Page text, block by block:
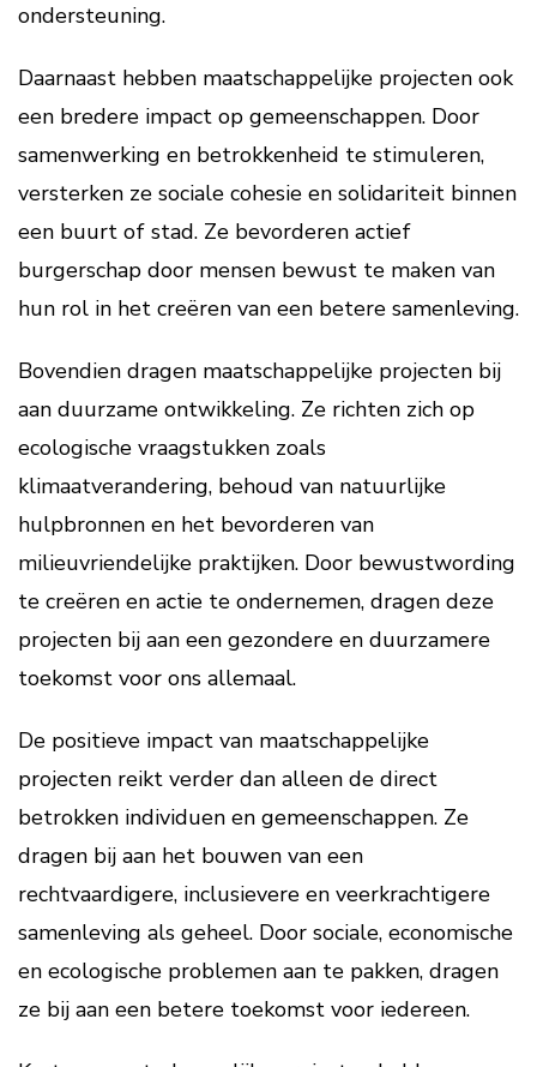
ondersteuning.
Daarnaast hebben maatschappelijke projecten ook
een bredere impact op gemeenschappen. Door
samenwerking en betrokkenheid te stimuleren,
versterken ze sociale cohesie en solidariteit binnen
een buurt of stad. Ze bevorderen actief
burgerschap door mensen bewust te maken van
hun rol in het creëren van een betere samenleving.
Bovendien dragen maatschappelijke projecten bij
aan duurzame ontwikkeling. Ze richten zich op
ecologische vraagstukken zoals
klimaatverandering, behoud van natuurlijke
hulpbronnen en het bevorderen van
milieuvriendelijke praktijken. Door bewustwording
te creëren en actie te ondernemen, dragen deze
projecten bij aan een gezondere en duurzamere
toekomst voor ons allemaal.
De positieve impact van maatschappelijke
projecten reikt verder dan alleen de direct
betrokken individuen en gemeenschappen. Ze
dragen bij aan het bouwen van een
rechtvaardigere, inclusievere en veerkrachtigere
samenleving als geheel. Door sociale, economische
en ecologische problemen aan te pakken, dragen
ze bij aan een betere toekomst voor iedereen.